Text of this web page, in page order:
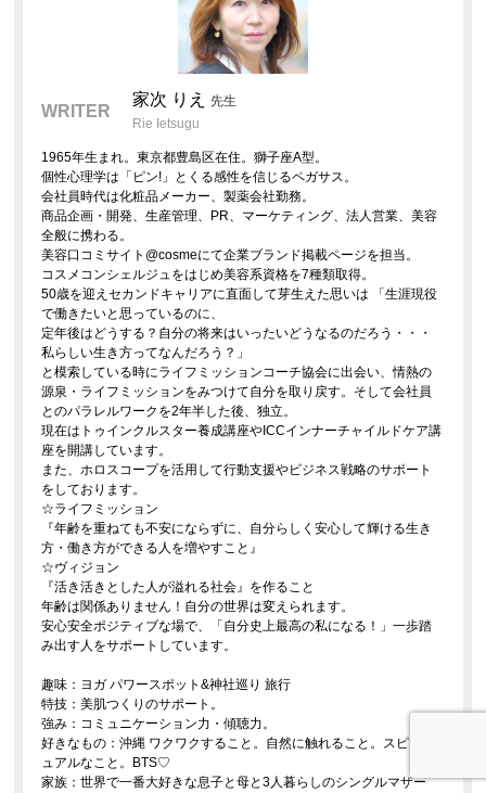
WRITER
家次 りえ
先生
Rie Ietsugu
1965年生まれ。東京都豊島区在住。獅子座A型。
個性心理学は「ピン!」とくる感性を信じるペガサス。
会社員時代は化粧品メーカー、製薬会社勤務。
商品企画・開発、生産管理、PR、マーケティング、法人営業、美容
全般に携わる。
美容口コミサイト@cosmeにて企業ブランド掲載ページを担当。
コスメコンシェルジュをはじめ美容系資格を7種類取得。
50歳を迎えセカンドキャリアに直面して芽生えた思いは 「生涯現役
で働きたいと思っているのに、
定年後はどうする？自分の将来はいったいどうなるのだろう・・・
私らしい生き方ってなんだろう？」
と模索している時にライフミッションコーチ協会に出会い、情熱の
源泉・ライフミッションをみつけて自分を取り戻す。そして会社員
とのパラレルワークを2年半した後、独立。
現在はトゥインクルスター養成講座やICCインナーチャイルドケア講
座を開講しています。
また、ホロスコープを活用して行動支援やビジネス戦略のサポート
をしております。
☆ライフミッション
『年齢を重ねても不安にならずに、自分らしく安心して輝ける生き
方・働き方ができる人を増やすこと』
☆ヴィジョン
『活き活きとした人が溢れる社会』を作ること
年齢は関係ありません！自分の世界は変えられます。
安心安全ポジティブな場で、「自分史上最高の私になる！」一歩踏
み出す人をサポートしています。
趣味：ヨガ パワースポット&神社巡り 旅行
特技：美肌つくりのサポート。
強み：コミュニケーション力・傾聴力。
好きなもの：沖縄 ワクワクすること。自然に触れること。スピリチ
ュアルなこと。BTS♡
家族：世界で一番大好きな息子と母と3人暮らしのシングルマザー